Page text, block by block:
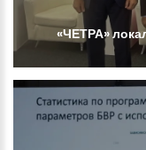
«ЧЕТРА»